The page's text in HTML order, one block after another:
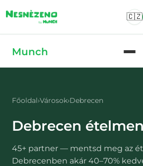
🇨🇿
Munch
Főoldal›Városok›Debrecen
Debrecen
45+ partner — mentsd meg az
Debrecenben akár 40–70%